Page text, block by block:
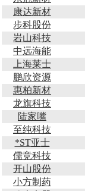
康达新材
步科股份
岩山科技
中远海能
上海莱士
鹏欣资源
惠柏新材
龙旗科技
陆家嘴
至纯科技
*ST亚士
儒竞科技
开山股份
小方制药